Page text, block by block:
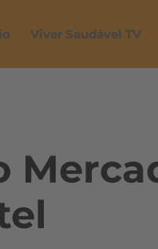
Viver Saudável TV